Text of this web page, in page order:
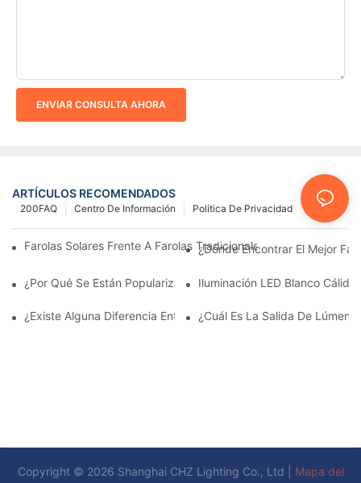
ENVIAR CONSULTA AHORA
ARTÍCULOS RECOMENDADOS
Política De Privacidad
Centro De Información
200FAQ
Farolas Solares Frente A Farolas Tradicionales: Coste, Retorno
¿Dónde Encontrar El Mejor
¿Por Qué Se Están Popularizando Las Farolas Solares?
Iluminación LED Blanco Cálido
¿Existe Alguna Diferencia Entre Las Luces Del Área De
¿Cuál Es La Salida De
Copyright © 2026 Shanghai CHZ Lighting Co., Ltd | Mapa del